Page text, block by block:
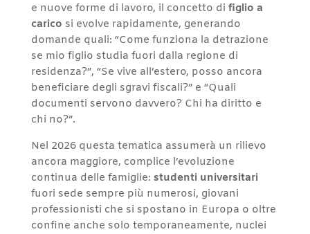
e nuove forme di lavoro, il concetto di figlio a
carico si evolve rapidamente, generando
domande quali: “Come funziona la detrazione
se mio figlio studia fuori dalla regione di
residenza?”, “Se vive all’estero, posso ancora
beneficiare degli sgravi fiscali?” e “Quali
documenti servono davvero? Chi ha diritto e
chi no?”.
Nel 2026 questa tematica assumerà un rilievo
ancora maggiore, complice l’evoluzione
continua delle famiglie: studenti universitari
fuori sede sempre più numerosi, giovani
professionisti che si spostano in Europa o oltre
confine anche solo temporaneamente, nuclei